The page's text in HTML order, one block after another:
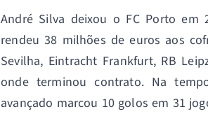
André Silva deixou o FC Porto em
rendeu 38 milhões de euros aos
Sevilha, Eintracht Frankfurt, RB
onde terminou contrato. Na
avançado marcou 10 golos em 31